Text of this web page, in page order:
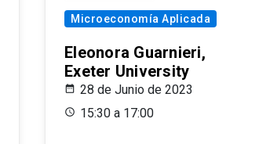
Microeconomía Aplicada
Eleonora Guarnieri,
Exeter University
28 de Junio de 2023
15:30 a 17:00